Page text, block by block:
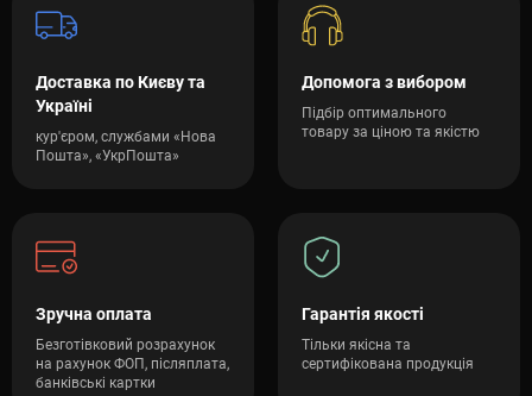
Доставка по Києву та
Україні
кур'єром, службами «Нова
Пошта», «УкрПошта»
Допомога з вибором
Підбір оптимального
товару за ціною та якістю
Зручна оплата
Безготівковий розрахунок
на рахунок ФОП, післяплата,
банківські картки
Гарантія якості
Тільки якісна та
сертифікована продукція